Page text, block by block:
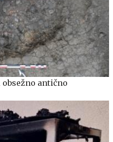
antično